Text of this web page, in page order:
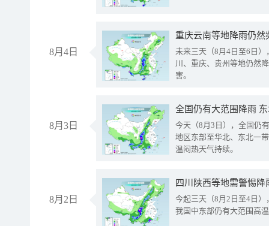
8月4日
重庆云南等地降雨仍然
未来三天（8月4日至6日
川、重庆、贵州等地仍然
害。
8月3日
全国仍有大范围降雨
今天（8月3日），全国仍
地区东部至华北、东北一
温闷热天气持续。
8月2日
今起三天（8月2日至4日
我国中东部仍有大范围高